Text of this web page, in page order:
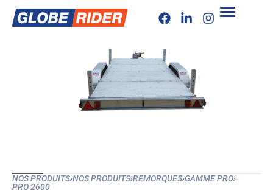
NOS PRODUITS›NOS PRODUITS›REMORQUES›GAMME PRO›
PRO 2600